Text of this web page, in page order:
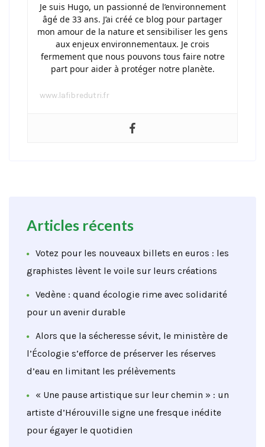
Je suis Hugo, un passionné de l’environnement
âgé de 33 ans. J’ai créé ce blog pour partager
mon amour de la nature et sensibiliser les gens
aux enjeux environnementaux. Je crois
fermement que nous pouvons tous faire notre
part pour aider à protéger notre planète.
www.lafibredutri.fr
Articles récents
Votez pour les nouveaux billets en euros : les
graphistes lèvent le voile sur leurs créations
Vedène : quand écologie rime avec solidarité
pour un avenir durable
Alors que la sécheresse sévit, le ministère de
l’Écologie s’efforce de préserver les réserves
d’eau en limitant les prélèvements
« Une pause artistique sur leur chemin » : un
artiste d’Hérouville signe une fresque inédite
pour égayer le quotidien